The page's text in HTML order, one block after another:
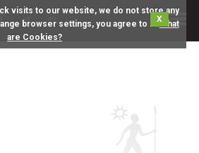
visits to our website, we do not store any
browser settings, you agree to it.XWhat
are Cookies?